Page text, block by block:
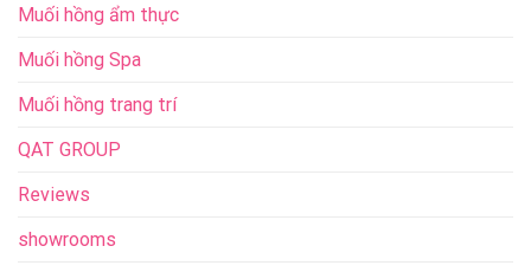
Muối hồng ẩm thực
Muối hồng Spa
Muối hồng trang trí
QAT GROUP
Reviews
showrooms